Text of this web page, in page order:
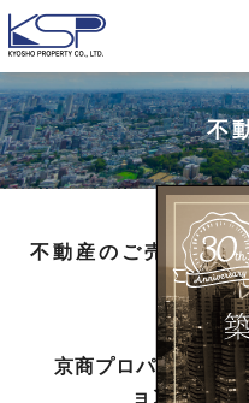
不
不動産のご売却をお
ティー
京商プロパティーが
ョン1室か